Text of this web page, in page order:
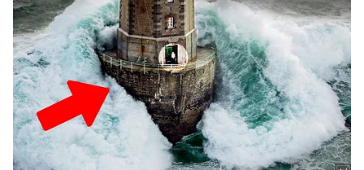
അർജുൻ ആയങ്കി അറസ്റ്റിൽ;
പ്രതിയിലേക്കെത്താൻ സഹായിച്ചത്
ഓട്ടോ ‍ഡ്രൈവർ
കണ്ണൂര്‍ സൈബര്‍ പൊലീസ്
സ്റ്റേഷന്റെ സുരക്ഷ കൂട്ടി;
ആയങ്കിയെ മജിസട്രേറ്റിന് മുന്നിൽ
ഉടൻ ഹാജരാക്കും